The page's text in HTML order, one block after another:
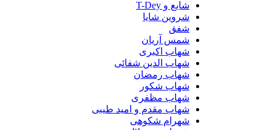
شایع و T-Dey
شروین شایا
شفق
شمس آریان
شهاب اکبری
شهاب الدین شفائی
شهاب رمضان
شهاب شکور
شهاب مظفری
شهاب مقدم و امید طیبی
شهرام شکوهی